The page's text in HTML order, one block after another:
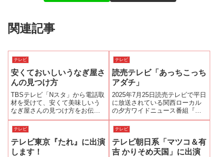
関連記事
テレビ
安くておいしいうなぎ屋さ
んの見つけ方
TBSテレビ「Nスタ」から電話取
材を受けて、安くて美味しいう
なぎ屋さんの見つけ方をお伝え
しました。その放送内容と動画
です。ご覧ください。
テレビ
読売テレビ「あっちこっち
アダチ」
2025年7月25日読売テレビで平日
に放送されている関西ローカル
の夕方ワイドニュース番組『か
んさい情報ネットten.』（15:50
～放送）の人気コーナー『足で
稼げ！あっちこっちアダチ』に
出演します！暑さに負けるな！
大阪の鰻屋さんを調査！と題...
テレビ
テレビ東京『たれ』に出演
します！
テレビ
テレビ朝日系「マツコ＆有
吉 かりそめ天国」に出演